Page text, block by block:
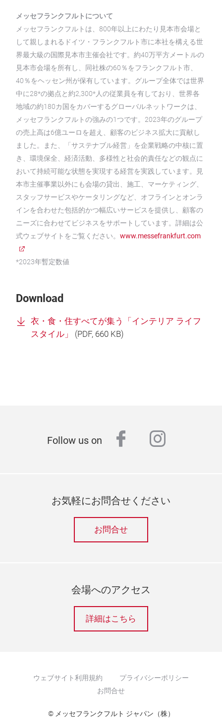
メッセフランクフルトについて
メッセフランクフルトは、800年以上にわたり見本市会場と
して親しまれるドイツ・フランクフルト市に本社を構える世
界最大級の国際見本市主催会社です。約40万平方メートルの
見本市会場を所有し、同社株の60％をフランクフルト市、
40％をヘッセン州が保有しています。グループ全体では世界
中に28*の拠点と約2,300*人の従業員を有しており、世界各
地域の約180カ国をカバーするグローバルネットワークは、
メッセフランクフルトの強みの1つです。2023年のグループ
の売上高は6億ユーロを超え、顧客のビジネス拡大に貢献し
ました。また、「サステナブル経営」を企業戦略の中核に置
き、環境保全、経済活動、多様性と社会的責任などの観点に
おいて持続可能な状態を実現する経営を実践しています。見
本市主催事業以外にも会場の貸出、施工、マーケティング、
スタッフサービスやケータリングなど、オフラインとオンラ
インを合わせた包括的かつ幅広いサービスを提供し、顧客の
ニーズに合わせてビジネスをサポートしています。詳細は公
式ウェブサイトをご覧ください。 www.messefrankfurt.com
*2023年暫定数値
Download
衣・食・住すべてが集う「インテリア ライフ
スタイル」
(PDF, 660 KB)
Follow us on facebook
お気軽にお問合せください
お問合せ
会場へのアクセス
詳細はこちら
ウェブサイト利用規約
プライバシーポリシー
お問合せ
© メッセフランクフルト ジャパン（株）